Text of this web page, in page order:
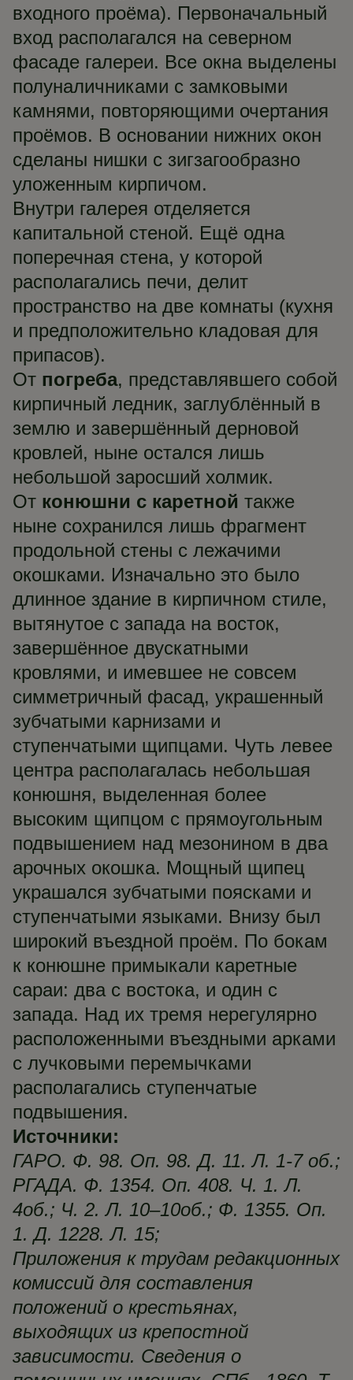
входного проёма). Первоначальный
вход располагался на северном
фасаде галереи. Все окна выделены
полуналичниками с замковыми
камнями, повторяющими очертания
проёмов. В основании нижних окон
сделаны нишки с зигзагообразно
уложенным кирпичом.
Внутри галерея отделяется
капитальной стеной. Ещё одна
поперечная стена, у которой
располагались печи, делит
пространство на две комнаты (кухня
и предположительно кладовая для
припасов).
От погреба, представлявшего собой
кирпичный ледник, заглублённый в
землю и завершённый дерновой
кровлей, ныне остался лишь
небольшой заросший холмик.
От конюшни с каретной также
ныне сохранился лишь фрагмент
продольной стены с лежачими
окошками. Изначально это было
длинное здание в кирпичном стиле,
вытянутое с запада на восток,
завершённое двускатными
кровлями, и имевшее не совсем
симметричный фасад, украшенный
зубчатыми карнизами и
ступенчатыми щипцами. Чуть левее
центра располагалась небольшая
конюшня, выделенная более
высоким щипцом с прямоугольным
подвышением над мезонином в два
арочных окошка. Мощный щипец
украшался зубчатыми поясками и
ступенчатыми языками. Внизу был
широкий въездной проём. По бокам
к конюшне примыкали каретные
сараи: два с востока, и один с
запада. Над их тремя нерегулярно
расположенными въездными арками
с лучковыми перемычками
располагались ступенчатые
подвышения.
Источники:
ГАРО. Ф. 98. Оп. 98. Д. 11. Л. 1-7 об.;
РГАДА. Ф. 1354. Оп. 408. Ч. 1. Л.
4об.; Ч. 2. Л. 10–10об.; Ф. 1355. Оп.
1. Д. 1228. Л. 15;
Приложения к трудам редакционных
комиссий для составления
положений о крестьянах,
выходящих из крепостной
зависимости. Сведения о